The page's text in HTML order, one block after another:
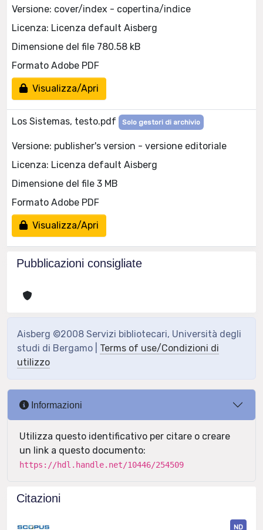
Versione: cover/index - copertina/indice
Licenza: Licenza default Aisberg
Dimensione del file 780.58 kB
Formato Adobe PDF
Visualizza/Apri
Los Sistemas, testo.pdf Solo gestori di archivio
Versione: publisher's version - versione editoriale
Licenza: Licenza default Aisberg
Dimensione del file 3 MB
Formato Adobe PDF
Visualizza/Apri
Pubblicazioni consigliate
Aisberg ©2008 Servizi bibliotecari, Università degli
studi di Bergamo | Terms of use/Condizioni di
utilizzo
Informazioni
Utilizza questo identificativo per citare o creare
un link a questo documento:
https://hdl.handle.net/10446/254509
Citazioni
ND